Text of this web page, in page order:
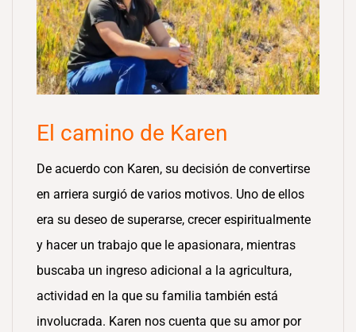
El camino de Karen
De acuerdo con Karen, su decisión de convertirse
en arriera surgió de varios motivos. Uno de ellos
era su deseo de superarse, crecer espiritualmente
y hacer un trabajo que le apasionara, mientras
buscaba un ingreso adicional a la agricultura,
actividad en la que su familia también está
involucrada. Karen nos cuenta que su amor por